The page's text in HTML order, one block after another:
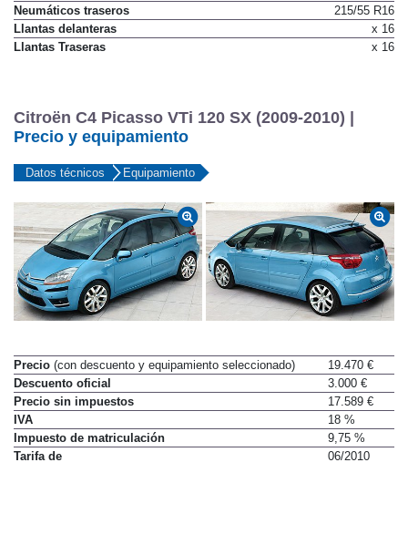
Neumáticos traseros
215/55 R16
Llantas delanteras
x 16
Llantas Traseras
x 16
Citroën C4 Picasso VTi 120 SX (2009-2010) |
Precio y equipamiento
Datos técnicos Equipamiento
Precio (con descuento y equipamiento seleccionado)
19.470 €
Descuento oficial
3.000 €
Precio sin impuestos
17.589 €
IVA
18 %
Impuesto de matriculación
9,75 %
Tarifa de
06/2010